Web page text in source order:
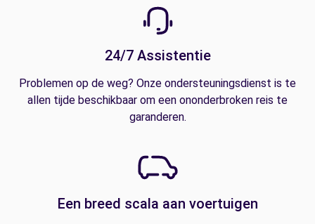
24/7 Assistentie
Problemen op de weg? Onze ondersteuningsdienst is te
allen tijde beschikbaar om een ononderbroken reis te
garanderen.
Een breed scala aan voertuigen